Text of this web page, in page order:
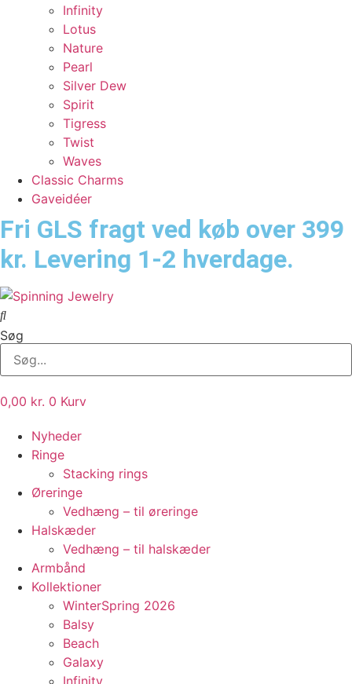
Infinity
Lotus
Nature
Pearl
Silver Dew
Spirit
Tigress
Twist
Waves
Classic Charms
Gaveidéer
Fri GLS fragt ved køb over 399
kr. Levering 1-2 hverdage.
Søg
0,00 kr. 0 Kurv
Nyheder
Ringe
Stacking rings
Øreringe
Vedhæng – til øreringe
Halskæder
Vedhæng – til halskæder
Armbånd
Kollektioner
WinterSpring 2026
Balsy
Beach
Galaxy
Infinity